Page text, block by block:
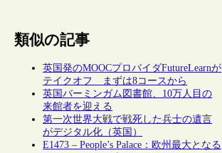
類似の記事
英国発のMOOCプロバイダFutureLearnが
テイクオフ まずは8コースから
英国バーミンガム図書館、10万人目の
来館者を迎える
第一次世界大戦で戦死した兵士の遺言
がデジタル化（英国）
E1473 – People’s Palace：欧州最大となる